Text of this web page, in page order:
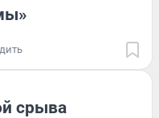
срыва